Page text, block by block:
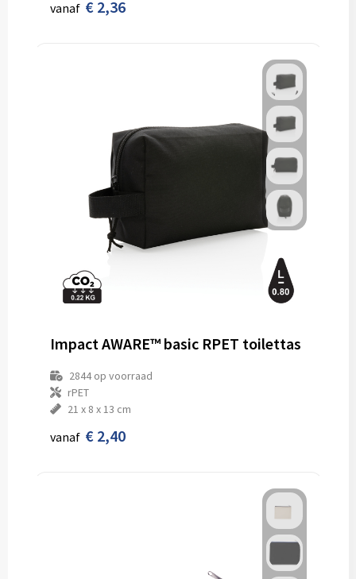
vanaf € 2,36
Impact AWARE™ basic RPET toilettas
2844op voorraad
rPET
21 x 8 x 13 cm
vanaf € 2,40